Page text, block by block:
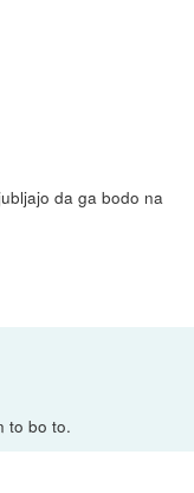
da ga bodo na
to bo to.